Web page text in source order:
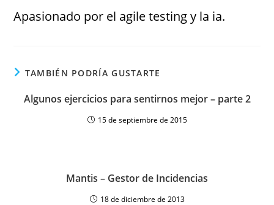
Apasionado por el agile testing y la ia.
TAMBIÉN PODRÍA GUSTARTE
Algunos ejercicios para sentirnos mejor – parte 2
15 de septiembre de 2015
Mantis – Gestor de Incidencias
18 de diciembre de 2013